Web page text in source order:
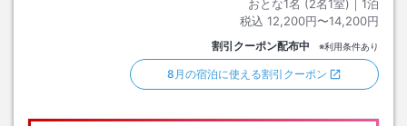
おとな1名 (2名1室)｜ 1泊
税込 12,200円〜14,200円
割引クーポン配布中 ※利用条件あり
8月の宿泊に使える割引クーポン